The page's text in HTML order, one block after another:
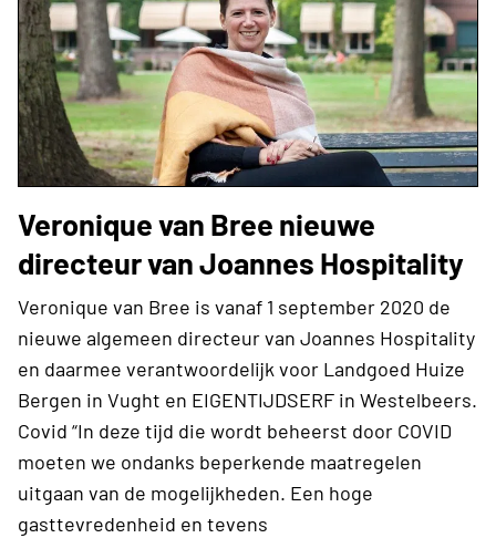
Veronique van Bree nieuwe
directeur van Joannes Hospitality
Veronique van Bree is vanaf 1 september 2020 de
nieuwe algemeen directeur van Joannes Hospitality
en daarmee verantwoordelijk voor Landgoed Huize
Bergen in Vught en EIGENTIJDSERF in Westelbeers.
Covid “In deze tijd die wordt beheerst door COVID
moeten we ondanks beperkende maatregelen
uitgaan van de mogelijkheden. Een hoge
gasttevredenheid en tevens